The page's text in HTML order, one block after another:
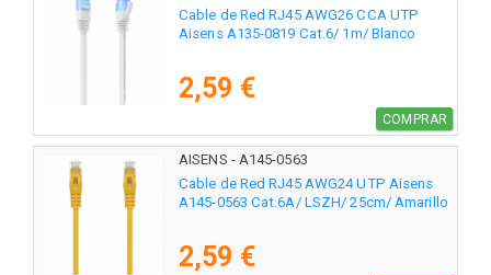
Cable de Red RJ45 AWG26 CCA UTP
Aisens A135-0819 Cat.6/ 1m/ Blanco
2,59 €
COMPRAR
AISENS - A145-0563
Cable de Red RJ45 AWG24 UTP Aisens
A145-0563 Cat.6A/ LSZH/ 25cm/ Amarillo
2,59 €